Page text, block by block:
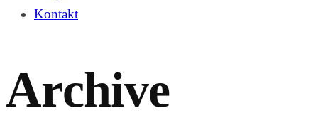
Kontakt
Archive